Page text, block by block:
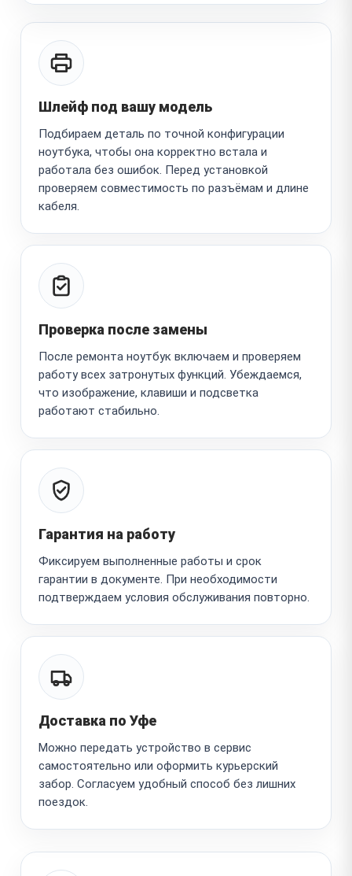
Шлейф под вашу модель
Подбираем деталь по точной конфигурации
ноутбука, чтобы она корректно встала и
работала без ошибок. Перед установкой
проверяем совместимость по разъёмам и длине
кабеля.
Проверка после замены
После ремонта ноутбук включаем и проверяем
работу всех затронутых функций. Убеждаемся,
что изображение, клавиши и подсветка
работают стабильно.
Гарантия на работу
Фиксируем выполненные работы и срок
гарантии в документе. При необходимости
подтверждаем условия обслуживания повторно.
Доставка по Уфе
Можно передать устройство в сервис
самостоятельно или оформить курьерский
забор. Согласуем удобный способ без лишних
поездок.